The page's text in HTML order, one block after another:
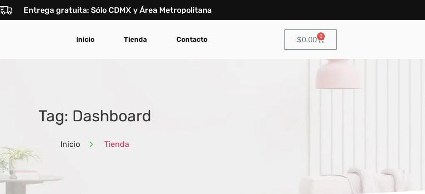
Entrega gratuita: Sólo CDMX y Área Metropolitana
Inicio Tienda Contacto $0.00 0
Tag: Dashboard
Inicio Tienda